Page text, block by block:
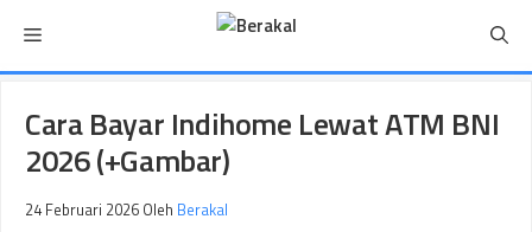
isi
Menu
Cara Bayar Indihome Lewat ATM BNI
2026 (+Gambar)
24 Februari 2026 Oleh Berakal